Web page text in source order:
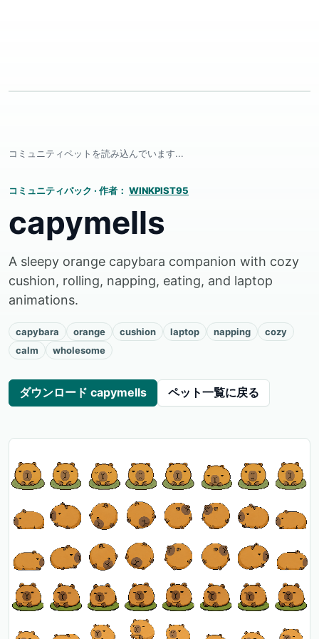
コミュニティペットを読み込んでいます...
コミュニティパック · 作者： WINKPIST95
capymells
A sleepy orange capybara companion with cozy
cushion, rolling, napping, eating, and laptop
animations.
capybara orange cushion laptop napping
cozy
calm
wholesome
ダウンロード capymells ペット一覧に戻る